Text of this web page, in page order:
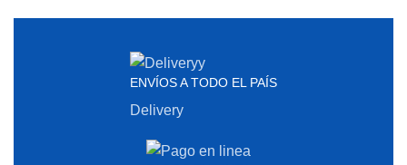
ENVÍOS A TODO EL PAÍS
Delivery